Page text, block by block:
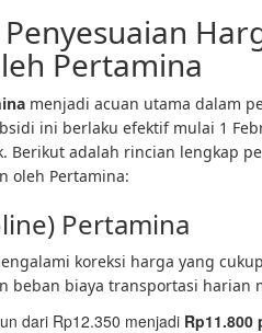
Pertamina
menjadi acuan utama dalam
ini berlaku efektif mulai 1
Berikut adalah rincian lengkap
oleh Pertamina:
Pertamina
koreksi harga yang
beban biaya transportasi harian
dari Rp12.350 menjadi Rp11.800